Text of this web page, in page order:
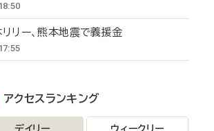
リリー、熊本地震で義援金
アクセスランキング
デイリー ウィークリー